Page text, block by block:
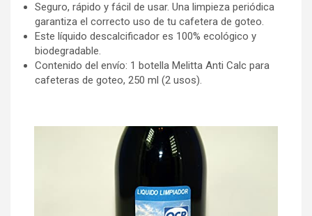
Seguro, rápido y fácil de usar. Una limpieza periódica
garantiza el correcto uso de tu cafetera de goteo.
Este líquido descalcificador es 100% ecológico y
biodegradable.
Contenido del envío: 1 botella Melitta Anti Calc para
cafeteras de goteo, 250 ml (2 usos).